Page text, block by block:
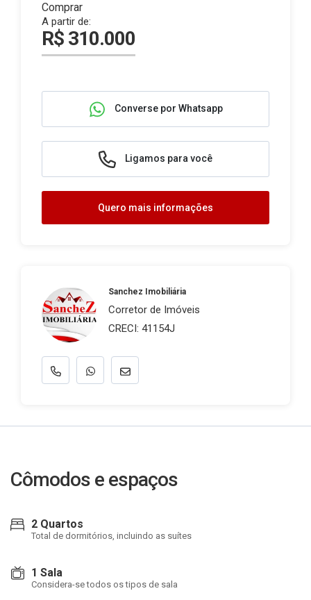
Comprar
A partir de:
R$ 310.000
Converse por Whatsapp
Ligamos para você
Quero mais informações
Sanchez Imobiliária
Corretor de Imóveis
CRECI: 41154J
Cômodos e espaços
2 Quartos
Total de dormitórios, incluindo as suítes
1 Sala
Considera-se todos os tipos de sala